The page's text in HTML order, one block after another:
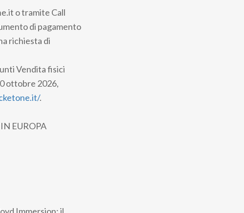
o tramite Call
di pagamento
richiesta di
Vendita fisici
ottobre 2026,
.
EUROPA